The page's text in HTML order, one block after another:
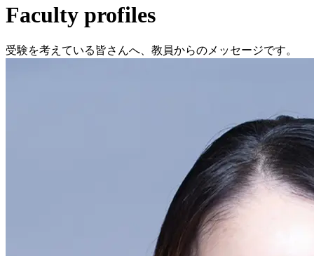
Faculty profiles
受験を考えている皆さんへ、教員からのメッセージです。